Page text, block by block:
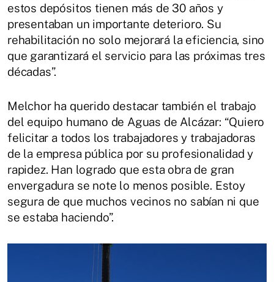
estos depósitos tienen más de 30 años y
presentaban un importante deterioro. Su
rehabilitación no solo mejorará la eficiencia, sino
que garantizará el servicio para las próximas tres
décadas”.
Melchor ha querido destacar también el trabajo
del equipo humano de Aguas de Alcázar: “Quiero
felicitar a todos los trabajadores y trabajadoras
de la empresa pública por su profesionalidad y
rapidez. Han logrado que esta obra de gran
envergadura se note lo menos posible. Estoy
segura de que muchos vecinos no sabían ni que
se estaba haciendo”.